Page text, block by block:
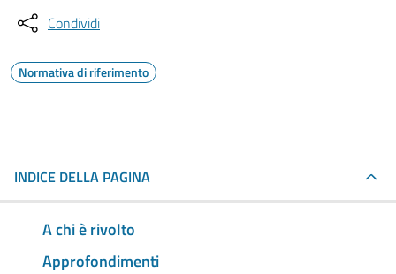
Condividi
Normativa di riferimento
INDICE DELLA PAGINA
A chi è rivolto
Approfondimenti